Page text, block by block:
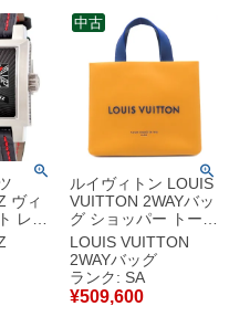
ヴィ
レト
ンド
ク
ド メ
巻き
】中
ルイヴィトン LOUIS
VUITTON 2WAYバッ
グ ショッパー トート
MINI レザー サフラ
ン シルバー金具 トー
ト ショルダー
M28310 【保存袋】
【中古】新品同様品
LOUIS VUITTON
2WAYバッグ
ランク: SA
¥509,600
中古